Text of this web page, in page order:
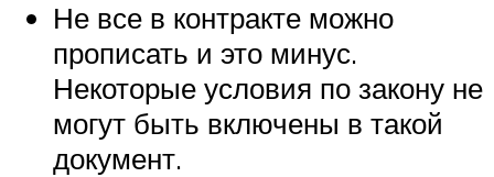
Не все в контракте можно
прописать и это минус.
Некоторые условия по закону не
могут быть включены в такой
документ.